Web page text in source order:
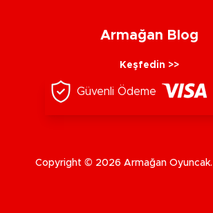
Armağan Blog
Keşfedin >>
Güvenli Ödeme
Copyright © 2026 Armağan